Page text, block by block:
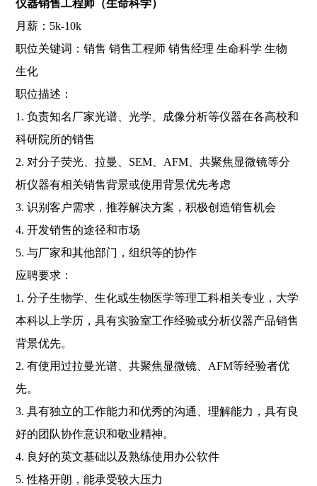
仪器销售工程师（生命科学）
月薪：5k-10k
职位关键词：销售 销售工程师 销售经理 生命科学 生物
生化
职位描述：
1. 负责知名厂家光谱、光学、成像分析等仪器在各高校和
科研院所的销售
2. 对分子荧光、拉曼、SEM、AFM、共聚焦显微镜等分
析仪器有相关销售背景或使用背景优先考虑
3. 识别客户需求，推荐解决方案，积极创造销售机会
4. 开发销售的途径和市场
5. 与厂家和其他部门，组织等的协作
应聘要求：
1. 分子生物学、生化或生物医学等理工科相关专业，大学
本科以上学历，具有实验室工作经验或分析仪器产品销售
背景优先。
2. 有使用过拉曼光谱、共聚焦显微镜、AFM等经验者优
先。
3. 具有独立的工作能力和优秀的沟通、理解能力，具有良
好的团队协作意识和敬业精神。
4. 良好的英文基础以及熟练使用办公软件
5. 性格开朗，能承受较大压力